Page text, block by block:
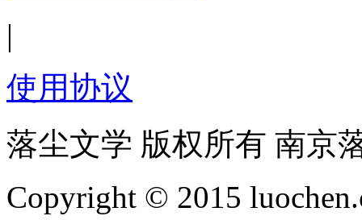
|
使用协议
落尘文学 版权所有 南京
Copyright © 2015